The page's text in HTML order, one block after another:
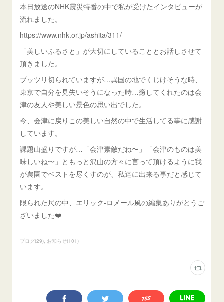
本日放送のNHK震災特番の中で私が受けたインタビューが
流れました。
https://www.nhk.or.jp/ashita/311/
「美しいふるさと」が大切にしていることとお話しさせて
頂きました。
ブッツリ切られていますが…異国の地でくじけそうな時、
東京で自分を見失いそうになった時…癒してくれたのは会
津の友人や美しい景色の思い出でした。
今、会津に戻りこの美しい自然の中で生活してる事に感謝
しています。
課題山盛りですが…「会津素敵だね〜」「会津のものは美
味しいね〜」ともっと沢山の方々に言って頂けるように我
が農園でベストを尽くすのが、私達に出来る事だと感じて
います。
限られた尺の中、エリック-ロメール風の編集ありがとうご
ざいました❤️
ブログ(29) お知らせ(101)